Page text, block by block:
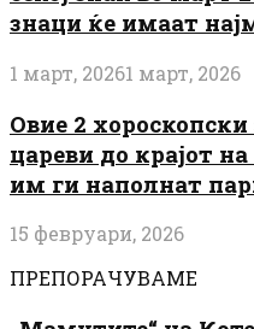
знаци ќе имаат
1 март, 20261 март, 2026
Овие 2
цареви до крајот
им ги наполнат
15 февруари, 2026
ПРЕПОРАЧУВАМЕ